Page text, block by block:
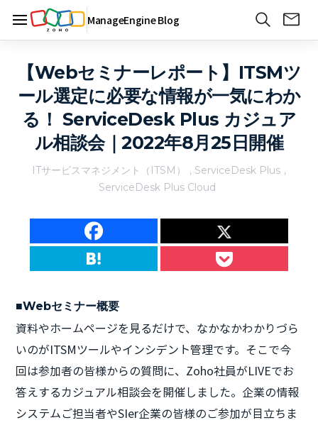
ManageEngine Blog
【Webセミナーレポート】ITSMツ
ール選定に必要な情報が一気にわか
る！ ServiceDesk Plus カジュア
ル相談会｜2022年8月25日開催
ITサービスマネジメント（ITSM） , ServiceDesk Plus ,
ServiceDesk Plus Cloud
■Webセミナー概要
資料やホームページを見るだけで、なかなかわかりづら
いのがITSMツールやインシデント管理です。そこで今
回は参加者の皆様からの質問に、Zoho社員がLIVEでお
答えするカジュアル相談会を開催しました。企業の情報
システムご担当者やSIer企業の皆様のご参加が目立ちま